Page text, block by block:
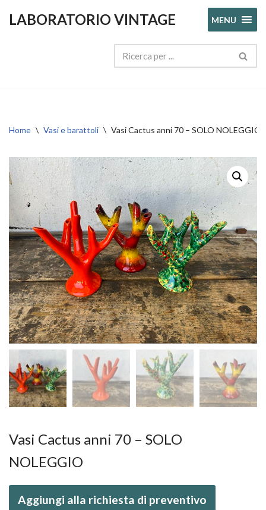
LABORATORIO VINTAGE MENU
Home \ Vasi e barattoli \ Vasi Cactus anni 70 – SOLO NOLEGGIO
Vasi Cactus anni 70 – SOLO
NOLEGGIO
Aggiungi alla richiesta di preventivo